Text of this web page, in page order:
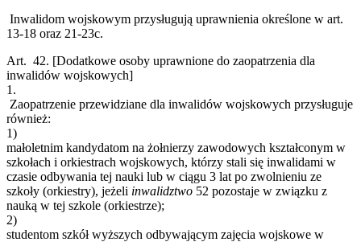
Inwalidom wojskowym przysługują uprawnienia określone w art.
13-18 oraz 21-23c.
Art. 42. [Dodatkowe osoby uprawnione do zaopatrzenia dla
inwalidów wojskowych]
1.
Zaopatrzenie przewidziane dla inwalidów wojskowych przysługuje
również:
1)
małoletnim kandydatom na żołnierzy zawodowych kształconym w
szkołach i orkiestrach wojskowych, którzy stali się inwalidami w
czasie odbywania tej nauki lub w ciągu 3 lat po zwolnieniu ze
szkoły (orkiestry), jeżeli inwalidztwo 52 pozostaje w związku z
nauką w tej szkole (orkiestrze);
2)
studentom szkół wyższych odbywającym zajęcia wojskowe w